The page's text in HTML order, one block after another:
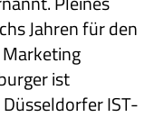
Jahren für den
ist
IST-